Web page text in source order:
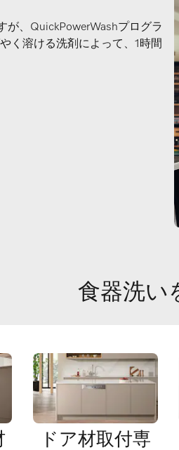
が、QuickPowerWashプログラ
く溶ける洗剤によって、1時間
食器洗い
ドア材取付専